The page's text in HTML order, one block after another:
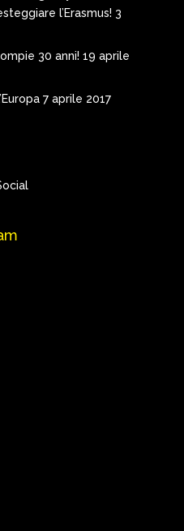
l’Erasmus! 3
30 anni! 19 aprile
7 aprile 2017